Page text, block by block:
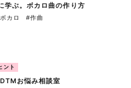
学ぶ。ボカロ曲の作り方
カロ #作曲
ント
お悩み相談室